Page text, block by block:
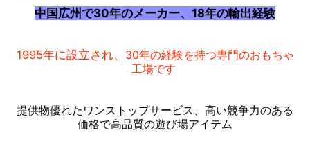
私たちについて
中国広州で30年のメーカー、18年の輸出経験
1995年に設立され、 30年の経験を持つ専門のおもちゃ
工場です
提供物優れたワンストップサービス、高い競争力のある
価格で高品質の遊び場アイテム